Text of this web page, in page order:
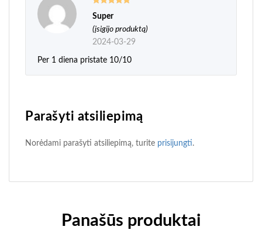
Įvertinimas:
5iš 5
Super
(įsigijo produktą)
2024-03-29
Per 1 diena pristate 10/10
Parašyti atsiliepimą
Norėdami parašyti atsiliepimą, turite prisijungti.
Panašūs produktai